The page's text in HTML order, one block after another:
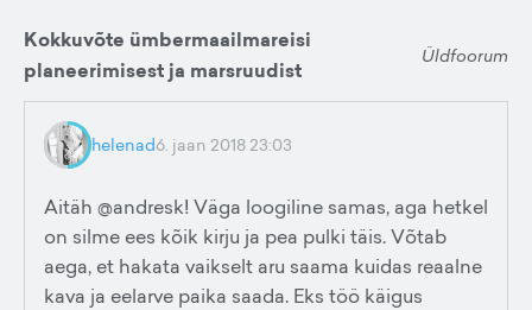
Kokkuvõte ümbermaailmareisi
planeerimisest ja marsruudist
Üldfoorum
helenad6. jaan 2018 23:03
Aitäh @andresk! Väga loogiline samas, aga hetkel
on silme ees kõik kirju ja pea pulki täis. Võtab
aega, et hakata vaikselt aru saama kuidas reaalne
kava ja eelarve paika saada. Eks töö käigus